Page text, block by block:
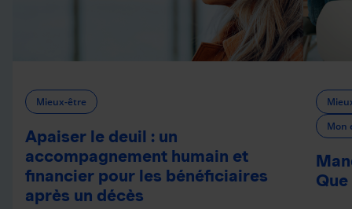
Mieux-être
Apaiser le deuil : un
accompagnement humain et
financier pour les bénéficiaires
après un décès
Mon